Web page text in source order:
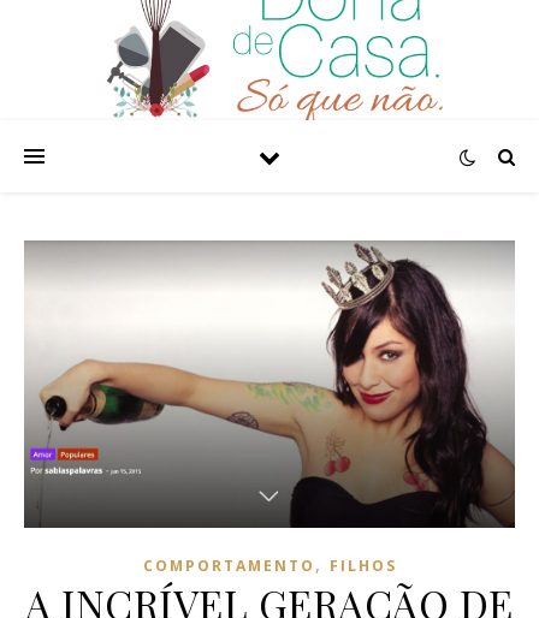
COMPORTAMENTO , FILHOS
A INCRÍVEL GERAÇÃO DE